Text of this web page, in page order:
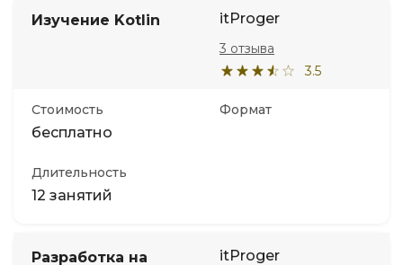
Изучение Kotlin itProger
3.5
3 отзыва
Стоимость
бесплатно
Формат
Длительность
12 занятий
Разработка на
itProger